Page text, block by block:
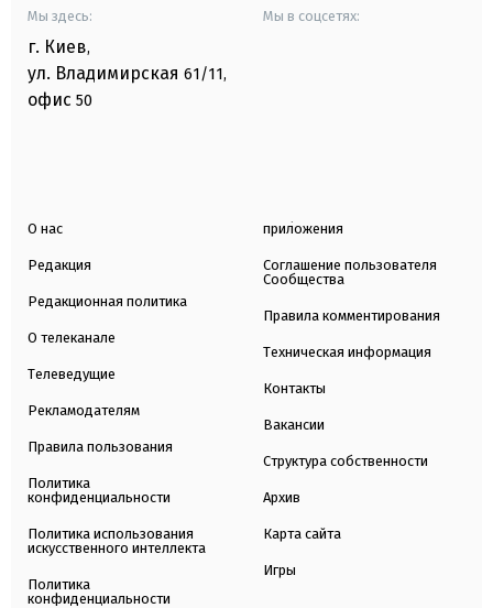
Мы здесь:
г. Киев,
ул. Владимирская 61/11,
офис 50
Мы в соцсетях:
О нас
Редакция
Редакционная политика
О телеканале
Телеведущие
Рекламодателям
Правила пользования
Политика
конфиденциальности
Политика использования
искусственного интеллекта
Политика
конфиденциальности
приложения
Соглашение пользователя
Сообщества
Правила комментирования
Техническая информация
Контакты
Вакансии
Структура собственности
Архив
Карта сайта
Игры